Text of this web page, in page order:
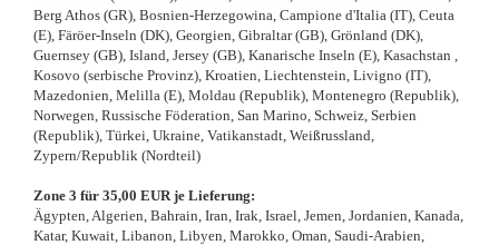
Berg Athos (GR), Bosnien-Herzegowina, Campione d'Italia (IT), Ceuta
(E), Färöer-Inseln (DK), Georgien, Gibraltar (GB), Grönland (DK),
Guernsey (GB), Island, Jersey (GB), Kanarische Inseln (E), Kasachstan ,
Kosovo (serbische Provinz), Kroatien, Liechtenstein, Livigno (IT),
Mazedonien, Melilla (E), Moldau (Republik), Montenegro (Republik),
Norwegen, Russische Föderation, San Marino, Schweiz, Serbien
(Republik), Türkei, Ukraine, Vatikanstadt, Weißrussland,
Zypern/Republik (Nordteil)
Zone 3 für 35,00 EUR je Lieferung:
Ägypten, Algerien, Bahrain, Iran, Irak, Israel, Jemen, Jordanien, Kanada,
Katar, Kuwait, Libanon, Libyen, Marokko, Oman, Saudi-Arabien,